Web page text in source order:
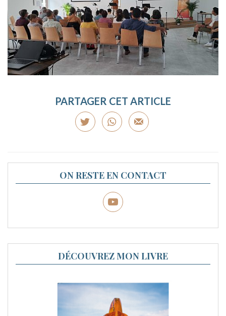
PARTAGER CET ARTICLE
ON RESTE EN CONTACT
DÉCOUVREZ MON LIVRE